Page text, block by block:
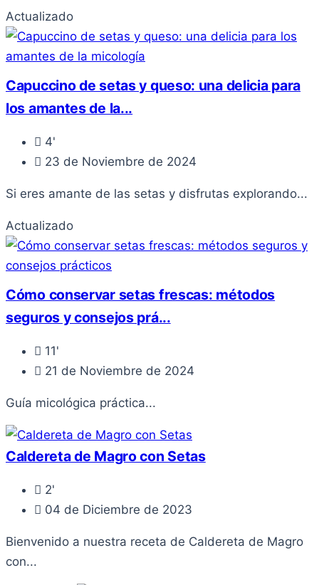
Actualizado
Capuccino de setas y queso: una delicia para
los amantes de la...
4'
23 de Noviembre de 2024
Si eres amante de las setas y disfrutas explorando...
Actualizado
Cómo conservar setas frescas: métodos
seguros y consejos prá...
11'
21 de Noviembre de 2024
Guía micológica práctica...
Caldereta de Magro con Setas
2'
04 de Diciembre de 2023
Bienvenido a nuestra receta de Caldereta de Magro
con...